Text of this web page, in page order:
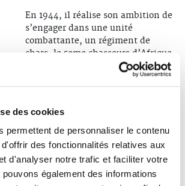
des cookies
permettent de personnaliser le contenu
des fonctionnalités relatives aux
d'analyser notre trafic et faciliter votre
également des informations
En 1944, il réalise son ambition de
s’engager dans une unité
combattante, un régiment de
chars, le 5eme chasseurs d’Afrique.
Puis un ordre du général de Lattre
l’affecte à la liaison avec le 6eme
réintégration dans son char du
5eme chasseur d’Afrique (5 RCA,
appartenant à la 1ere DB), au
moment de l’entrée de l’Armée de
Lattre en Allemagne.